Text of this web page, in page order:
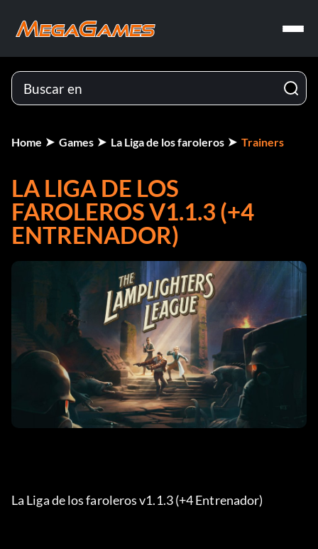
Home Games La Liga de los faroleros Trainers
LA LIGA DE LOS
FAROLEROS V1.1.3 (+4
ENTRENADOR)
La Liga de los faroleros v1.1.3 (+4 Entrenador)